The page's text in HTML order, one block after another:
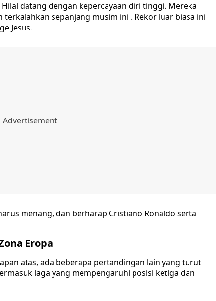
datang dengan kepercayaan diri tinggi. Mereka
sepanjang musim ini . Rekor luar biasa ini
Jesus.
menang, dan berharap Cristiano Ronaldo serta
Eropa
atas, ada beberapa pertandingan lain yang turut
laga yang mempengaruhi posisi ketiga dan